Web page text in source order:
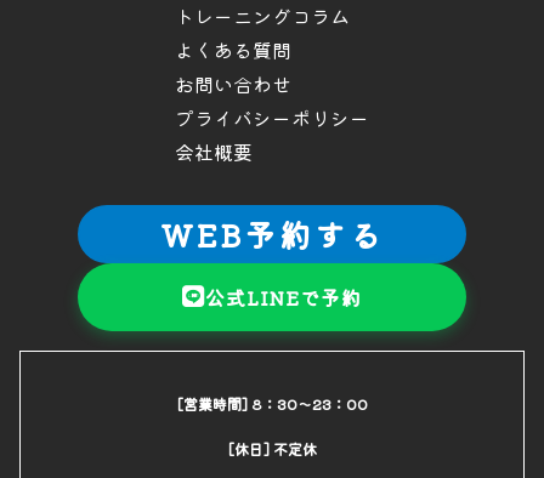
トレーニングコラム
よくある質問
お問い合わせ
プライバシーポリシー
会社概要
WEB予約する
公式LINEで予約
[営業時間] 8：30～23：00
[休日] 不定休